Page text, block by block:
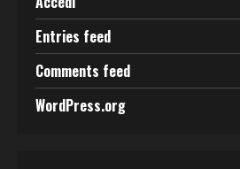
Entries feed
Comments feed
WordPress.org